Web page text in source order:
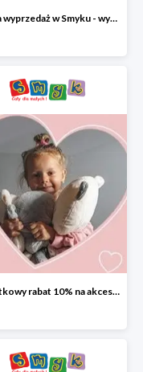
Letnia wyprzedaż w Smyku - wybrane ubrania i buty do -50%
Dodatkowy rabat 10% na akcesoria dziecięce